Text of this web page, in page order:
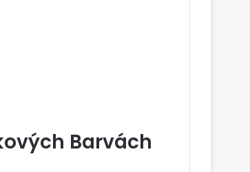
Barvách